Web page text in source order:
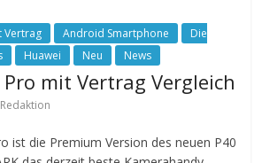
Vertrag Android Smartphone
Die
Huawei Neu News
mit Vertrag Vergleich
Redaktion
ist die Premium Version des neuen P40